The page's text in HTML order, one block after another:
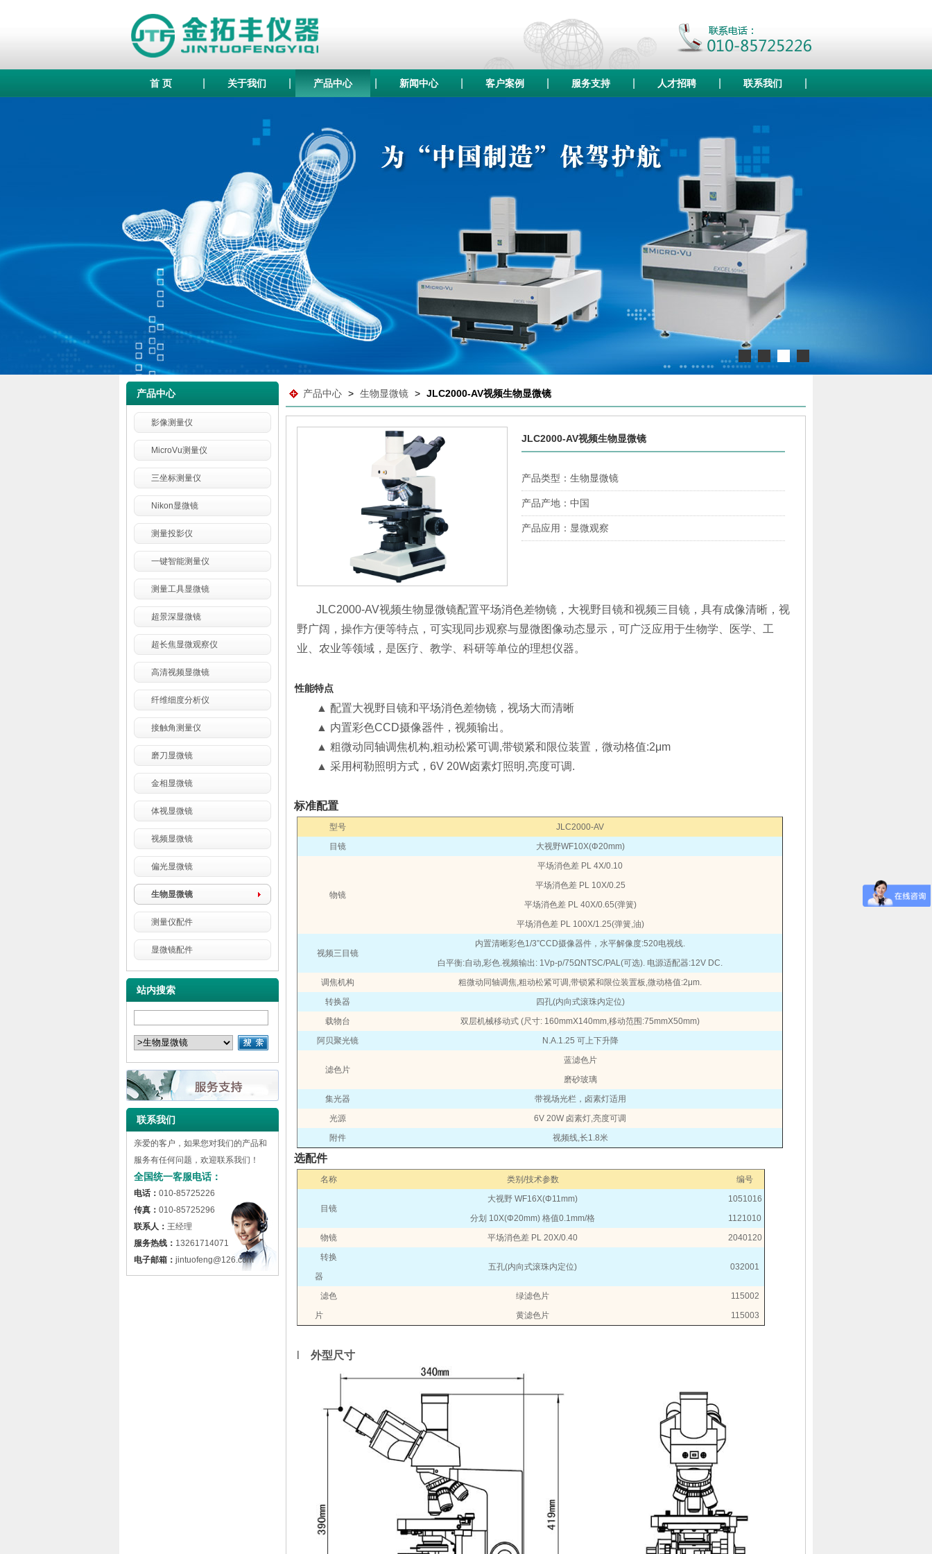
首 页 关于我们 产品中心 新闻中心 客户案例 服务支持 人才招聘 联系我们
产品中心
影像测量仪
MicroVu测量仪
三坐标测量仪
Nikon显微镜
测量投影仪
一键智能测量仪
测量工具显微镜
超景深显微镜
超长焦显微观察仪
高清视频显微镜
纤维细度分析仪
接触角测量仪
磨刀显微镜
金相显微镜
体视显微镜
视频显微镜
偏光显微镜
生物显微镜
测量仪配件
显微镜配件
站内搜索
联系我们
亲爱的客户，如果您对我们的产品和
服务有任何问题，欢迎联系我们！
全国统一客服电话：
电话： 010-85725226
传真： 010-85725296
联系人： 王经理
服务热线： 13261714071
电子邮箱： jintuofeng@126.com
产品中心 > 生物显微镜 > JLC2000-AV视频生物显微镜
JLC2000-AV视频生物显微镜
产品类型：生物显微镜
产品产地：中国
产品应用：显微观察
JLC2000-AV视频生物显微镜配置平场消色差物镜，大视野目镜和视频三目镜，具有成像清晰，视
野广阔，操作方便等特点，可实现同步观察与显微图像动态显示，可广泛应用于生物学、医学、工
业、农业等领域，是医疗、教学、科研等单位的理想仪器。
性能特点
▲ 配置大视野目镜和平场消色差物镜，视场大而清晰
▲ 内置彩色CCD摄像器件，视频输出。
▲ 粗微动同轴调焦机构,粗动松紧可调,带锁紧和限位装置，微动格值:2μm
▲ 采用柯勒照明方式， 6V 20W卤素灯照明,亮度可调.
标准配置
型号
JLC2000-AV
目镜
大视野WF10X(Φ20mm)
物镜
平场消色差 PL 4X/0.10
平场消色差PL 10X/0.25
平场消色差PL 40X/0.65(弹簧)
平场消色差PL 100X/1.25(弹簧,油)
视频三目镜
内置清晰彩色1/3”CCD摄像器件，水平解像度:520电视线.
白平衡:自动,彩色.视频输出 : 1Vp-p/75ΩNTSC/PAL(可选). 电源适配器:12V DC.
调焦机构
粗微动同轴调焦,粗动松紧可调 ,带锁紧和限位装置板,微动格值:2μm.
转换器
四孔(内向式滚珠内定位)
载物台
双层机械移动式 (尺寸: 160mmX140mm,移动范围 :75mmX50mm)
阿贝聚光镜
N.A.1.25 可上下升降
滤色片
蓝滤色片
磨砂玻璃
集光器
带视场光栏，卤素灯适用
光源
6V 20W 卤素灯,亮度可调
附件
视频线,长1.8米
选配件
名称 类别 /技术参数 编号
目镜
大视野 WF16X(Φ11mm)
1051016
分划 10X(Φ20mm) 格值0.1mm/格
1121010
物镜
平场消色差 PL 20X/0.40
2040120
转换
器
五孔(内向式滚珠内定位) 032001
滤色
片
绿滤色片
115002
黄滤色片
115003
外型尺寸